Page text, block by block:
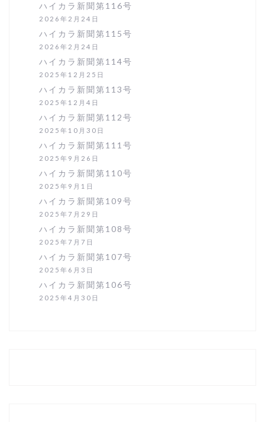
ハイカラ新聞第116号
2026年2月24日
ハイカラ新聞第115号
2026年2月24日
ハイカラ新聞第114号
2025年12月25日
ハイカラ新聞第113号
2025年12月4日
ハイカラ新聞第112号
2025年10月30日
ハイカラ新聞第111号
2025年9月26日
ハイカラ新聞第110号
2025年9月1日
ハイカラ新聞第109号
2025年7月29日
ハイカラ新聞第108号
2025年7月7日
ハイカラ新聞第107号
2025年6月3日
ハイカラ新聞第106号
2025年4月30日